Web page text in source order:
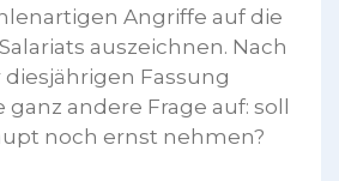
Angriffe auf die
auszeichnen. Nach
Fassung
andere Frage auf: soll
noch ernst nehmen?